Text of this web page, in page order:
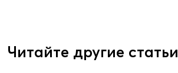
Читайте другие статьи